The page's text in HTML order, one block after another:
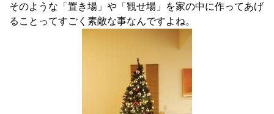
そのような「置き場」や「観せ場」を家の中に作ってあげ
ることってすごく素敵な事なんですよね。